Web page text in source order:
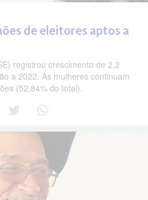
de eleitores aptos a
registrou crescimento de 2,2
a 2022. As mulheres continuam
(52,84% do total).